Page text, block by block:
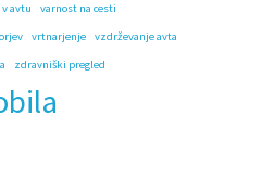
avtu
varnost na cesti
vrtnarjenje
vzdrževanje avta
zdravniški pregled